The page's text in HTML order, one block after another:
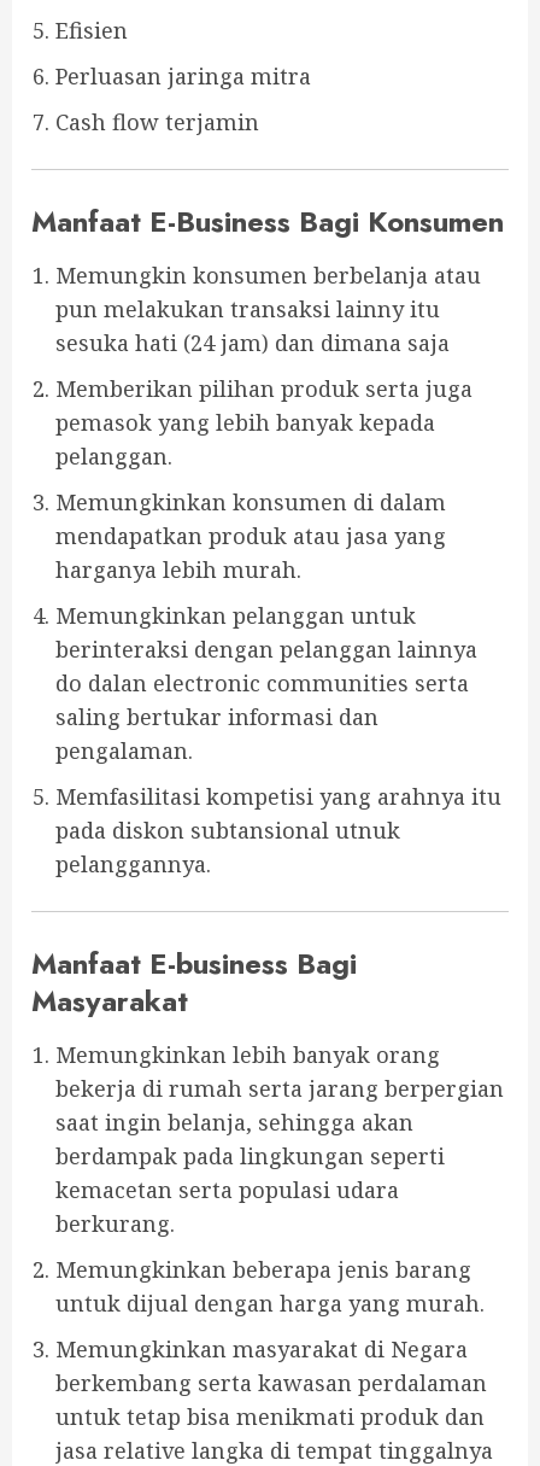
Efisien
Perluasan jaringa mitra
Cash flow terjamin
Manfaat E-Business Bagi Konsumen
Memungkin konsumen berbelanja atau
pun melakukan transaksi lainny itu
sesuka hati (24 jam) dan dimana saja
Memberikan pilihan produk serta juga
pemasok yang lebih banyak kepada
pelanggan.
Memungkinkan konsumen di dalam
mendapatkan produk atau jasa yang
harganya lebih murah.
Memungkinkan pelanggan untuk
berinteraksi dengan pelanggan lainnya
do dalan electronic communities serta
saling bertukar informasi dan
pengalaman.
Memfasilitasi kompetisi yang arahnya itu
pada diskon subtansional utnuk
pelanggannya.
Manfaat E-business Bagi
Masyarakat
Memungkinkan lebih banyak orang
bekerja di rumah serta jarang berpergian
saat ingin belanja, sehingga akan
berdampak pada lingkungan seperti
kemacetan serta populasi udara
berkurang.
Memungkinkan beberapa jenis barang
untuk dijual dengan harga yang murah.
Memungkinkan masyarakat di Negara
berkembang serta kawasan perdalaman
untuk tetap bisa menikmati produk dan
jasa relative langka di tempat tinggalnya